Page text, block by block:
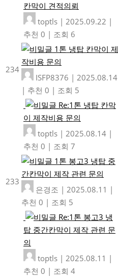
칸막이 견적의뢰
toptls | 2025.09.22 |
추천 0 | 조회 6
234
1톤 냉탑 칸막이 제
작비용 문의
ISFP8376 | 2025.08.14
| 추천 0 | 조회 5
Re:1톤 냉탑 칸막
이 제작비용 문의
toptls | 2025.08.14 |
추천 0 | 조회 7
233
1톤 봉고3 냉탑 중
간칸막이 제작 관련 문의
은경조 | 2025.08.11 |
추천 0 | 조회 5
Re:1톤 봉고3 냉
탑 중간칸막이 제작 관련 문
의
toptls | 2025.08.11 |
추천 0 | 조회 4